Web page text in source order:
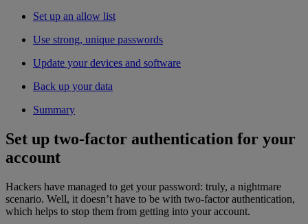
Set up an allow list
Use strong, unique passwords
Update your devices and software
Back up your data
Summary
Set up two-factor authentication for your
account
Hackers have managed to get your password: truly, a nightmare
scenario. Well, it doesn’t have to be with two-factor authentication,
which helps to stop them from getting into your account.